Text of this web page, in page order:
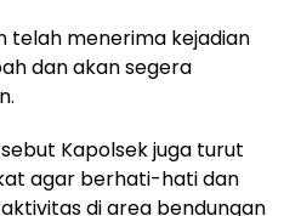
telah menerima kejadian
dan akan segera
Kapolsek juga turut
agar berhati-hati dan
di area bendungan